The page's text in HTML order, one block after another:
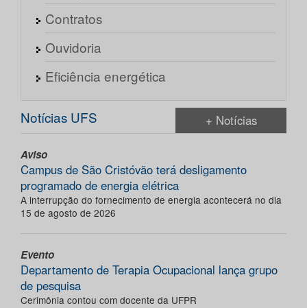
Contratos
Ouvidoria
Eficiência energética
Notícias UFS + Notícias
Aviso
Campus de São Cristóvão terá desligamento
programado de energia elétrica
A interrupção do fornecimento de energia acontecerá no dia
15 de agosto de 2026
Evento
Departamento de Terapia Ocupacional lança grupo
de pesquisa
Cerimônia contou com docente da UFPR